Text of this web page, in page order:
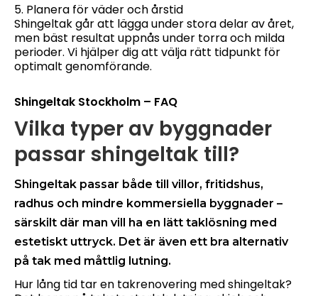
5. Planera för väder och årstid
Shingeltak går att lägga under stora delar av året,
men bäst resultat uppnås under torra och milda
perioder. Vi hjälper dig att välja rätt tidpunkt för
optimalt genomförande.
Shingeltak Stockholm – FAQ
Vilka typer av byggnader
passar shingeltak till?
Shingeltak passar både till villor, fritidshus,
radhus och mindre kommersiella byggnader –
särskilt där man vill ha en lätt taklösning med
estetiskt uttryck. Det är även ett bra alternativ
på tak med måttlig lutning.
Hur lång tid tar en takrenovering med shingeltak?